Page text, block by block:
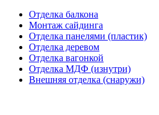
Отделка балкона
Монтаж сайдинга
Отделка панелями (пластик)
Отделка деревом
Отделка вагонкой
Отделка МДФ (изнутри)
Внешняя отделка (снаружи)